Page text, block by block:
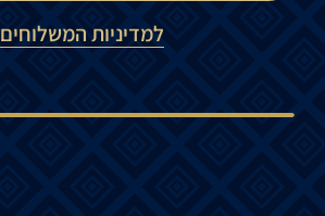
למדיניות המשלוחים